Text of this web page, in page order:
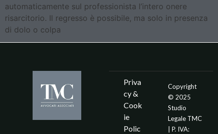
automaticamente sul professionista l’intero onere
risarcitorio. Il regresso è possibile, ma solo in presenza
di dolo o colpa
Priva
cy &
Cook
ie
Polic
Copyright
© 2025
Studio
Legale TMC
| P. IVA: